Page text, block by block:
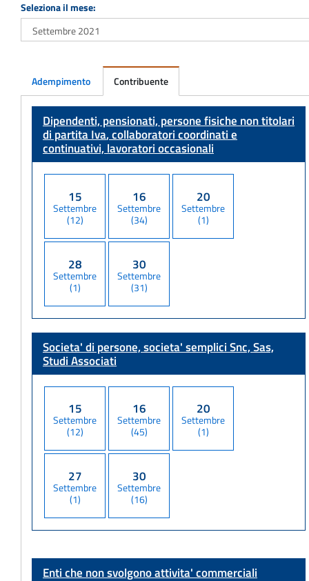
Seleziona il mese:
Adempimento Contribuente
Dipendenti, pensionati, persone fisiche non titolari
di partita Iva, collaboratori coordinati e
continuativi, lavoratori occasionali
15
Settembre
(12)
16
Settembre
(34)
20
Settembre
(1)
28
Settembre
(1)
30
Settembre
(31)
Societa' di persone, societa' sempliciSnc, Sas,
Studi Associati
15
Settembre
(12)
16
Settembre
(45)
20
Settembre
(1)
27
Settembre
(1)
30
Settembre
(16)
Enti che non svolgono attivita' commerciali